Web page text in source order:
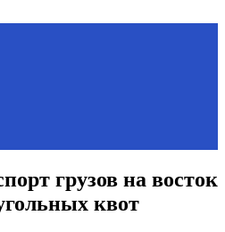
грузов на восток
квот